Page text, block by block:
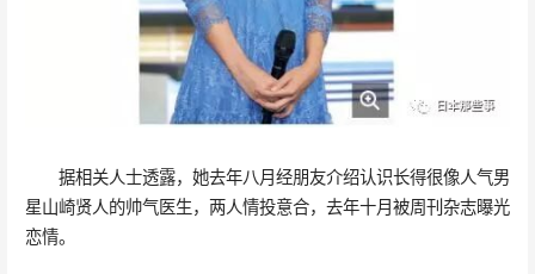
据相关人士透露，她去年八月经朋友介绍认识长得很像人气男
星山崎贤人的帅气医生，两人情投意合，去年十月被周刊杂志曝光
恋情。